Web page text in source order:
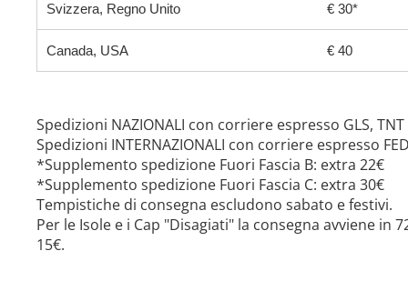
Svizzera, Regno Unito € 30*
Canada, USA € 40
Spedizioni NAZIONALI con corriere espresso GLS, TNT
Spedizioni INTERNAZIONALI con corriere espresso
*Supplemento spedizione Fuori Fascia B: extra 22€
*Supplemento spedizione Fuori Fascia C: extra 30€
Tempistiche di consegna escludono sabato e festivi.
Per le Isole e i Cap "Disagiati" la consegna avviene
15€.